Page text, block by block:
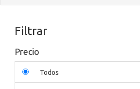
Filtrar
Precio
Todos